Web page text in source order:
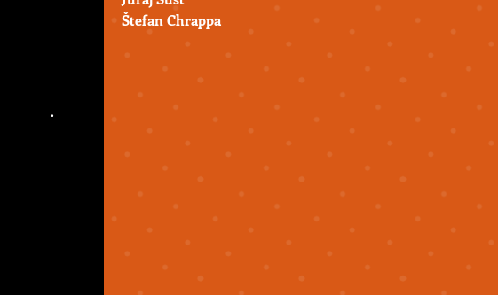
Štefan Chrappa